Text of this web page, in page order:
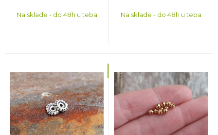
Na sklade - do 48h u teba Na sklade - do 48h u teba